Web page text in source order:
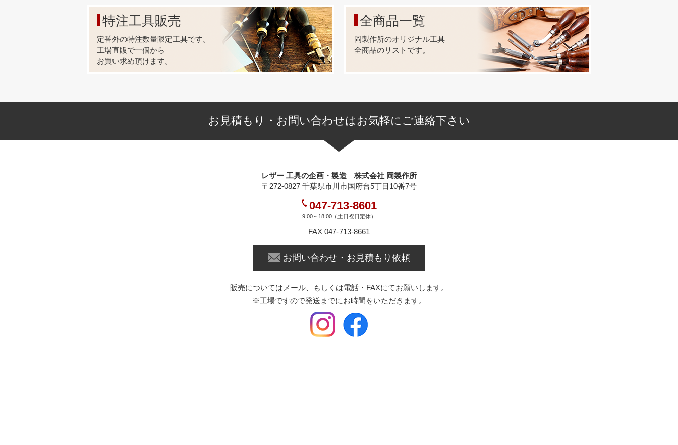
箱単位になりますが、ご注文を承っております。
金具をカートに入れ、【備考欄】にご希望の足の長さや、お持ちの情報を入力してメールして下さい。
お見積もりのメールを返信致します。
(金具形状により、出来ない又は、ロットが多くなる場合もございます)
【メッキ・塗装の別注品】
となります。
お見積もりメールを返信致します。
特注工具販売
定番外の特注数量限定工具です。
工場直販で一個から
お買い求め頂けます。
全商品一覧
岡製作所のオリジナル工具
全商品のリストです。
お見積もり・お問い合わせはお気軽にご連絡下さい
レザー 工具の企画・製造 株式会社 岡製作所
〒272-0827 千葉県市川市国府台5丁目10番7号
047-713-8601
9:00～18:00（土日祝日定休）
FAX 047-713-8661
お問い合わせ・お見積もり依頼
販売についてはメール、もしくは電話・FAXにてお願いします。
※工場ですので発送までにお時間をいただきます。